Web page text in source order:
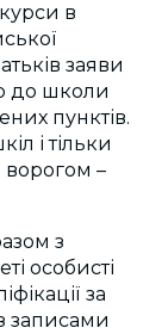
в
заяви
до школи
пунктів.
і тільки
ворогом –
з
особисті
за
записами